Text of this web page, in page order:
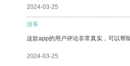
2024-03-25
游客
这款app的用户评论非常真实，可以帮
2024-03-25